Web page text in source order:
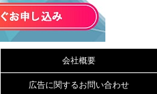
会社概要
広告に関するお問い合わせ